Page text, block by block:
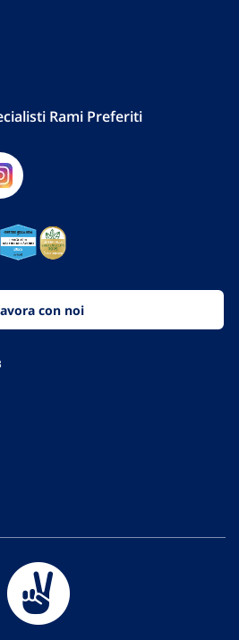
Rami Preferiti
con noi